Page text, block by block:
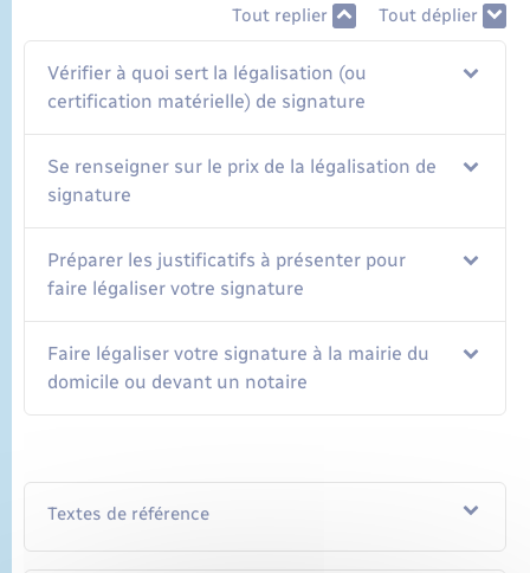
Tout replier Tout déplier
Vérifier à quoi sert la légalisation (ou
certification matérielle) de signature
Se renseigner sur le prix de la légalisation de
signature
Préparer les justificatifs à présenter pour
faire légaliser votre signature
Faire légaliser votre signature à la mairie du
domicile ou devant un notaire
Textes de référence